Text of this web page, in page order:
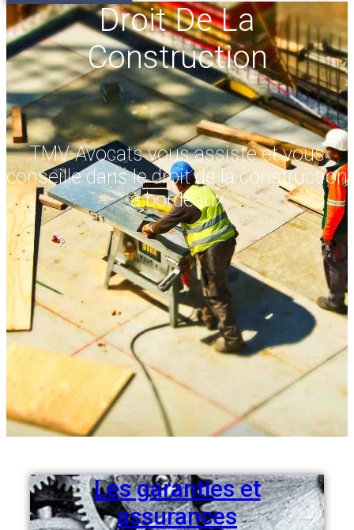
Droit De La
Construction
TMV-Avocats vous assiste et vous
conseille dans le droit de la construction
à bordeaux
Les garanties et
assurances